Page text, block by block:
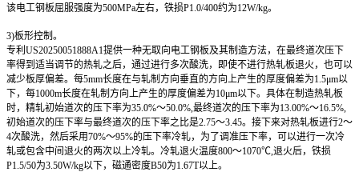
该电工钢板屈服强度为500MPa左右，铁损P1.0/400约为12W/kg。
3)板形控制。
专利US20250051888A1提供一种无取向电工钢板及其制造方法，在最终道次压下
率得到适当调节的热轧之后，通过进行多次酸洗，即使不进行热轧板退火，也可以
减少板厚偏差。每5mm长度在与轧制方向垂直的方向上产生的厚度偏差为1.5μm以
下，每1000m长度在轧制方向上产生的厚度偏差为10μm以下。具体在制造热轧板
时，精轧初始道次的压下率为35.0%～50.0%,最终道次的压下率为13.00%～16.5%,
初始道次的压下率与最终道次的压下率之比是2.75～3.45。接下来对热轧板进行2～
4次酸洗，然后采用70%～95%的压下率冷轧，为了调准压下率，可以进行一次冷
轧或包含中间退火的两次以上冷轧。冷轧退火温度800～1070℃,退火后，铁损
P1.5/50为3.50W/kg以下，磁通密度B50为1.67T以上。